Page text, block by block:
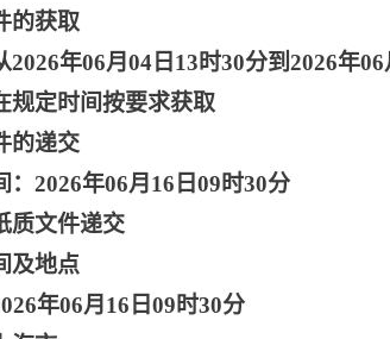
的获取
2026年06月04日13时30分到2026年
规定时间按要求获取
的递交
2026年06月16日09时30分
质文件递交
及地点
年06月16日09时30分